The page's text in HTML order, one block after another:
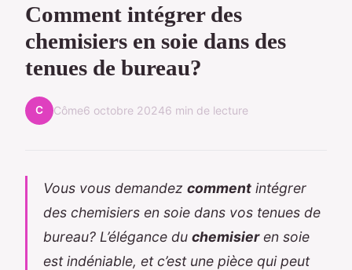
Comment intégrer des
chemisiers en soie dans des
tenues de bureau?
C Côme6 octobre 20246 min de lecture
Vous vous demandez comment intégrer
des chemisiers en soie dans vos tenues de
bureau? L’élégance du chemisieren soie
est indéniable, et c’est une pièce qui peut